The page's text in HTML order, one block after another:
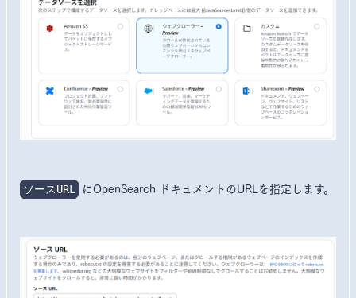
ソースURL にOpenSearch ドキュメントのURLを指定します。